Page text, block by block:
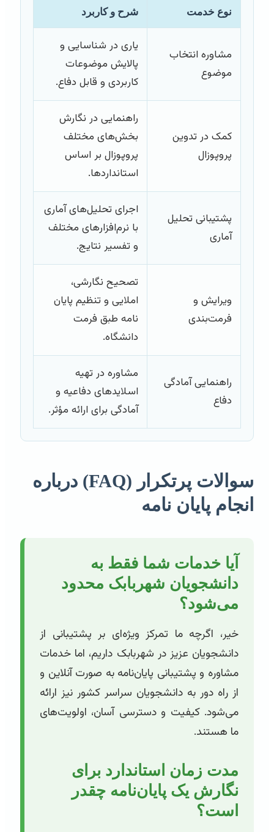
نوع خدمت شرح و کاربرد
مشاوره انتخاب
موضوع
یاری در شناسایی و
پالایش موضوعات
کاربردی و قابل دفاع.
کمک در تدوین
پروپوزال
راهنمایی در نگارش
بخش‌های مختلف
پروپوزال بر اساس
استانداردها.
پشتیبانی تحلیل
آماری
اجرای تحلیل‌های آماری
با نرم‌افزارهای مختلف
و تفسیر نتایج.
ویرایش و
فرمت‌بندی
تصحیح نگارشی،
املایی و تنظیم پایان
نامه طبق فرمت
دانشگاه.
راهنمایی آمادگی
مشاوره در تهیه
اسلایدهای دفاعیه و
آمادگی برای ارائه مؤثر.
سوالات پرتکرار (FAQ) درباره
انجام پایان نامه
آیا خدمات شما فقط به
دانشجویان شهربابک محدود
می‌شود؟
خیر، اگرچه ما تمرکز ویژه‌ای بر پشتیبانی از
دانشجویان عزیز در شهربابک داریم، اما خدمات
مشاوره و پشتیبانی پایان‌نامه به صورت آنلاین و
از راه دور به دانشجویان سراسر کشور نیز ارائه
می‌شود. کیفیت و دسترسی آسان، اولویت‌های
ما هستند.
مدت زمان استاندارد برای
نگارش یک پایان‌نامه چقدر
است؟